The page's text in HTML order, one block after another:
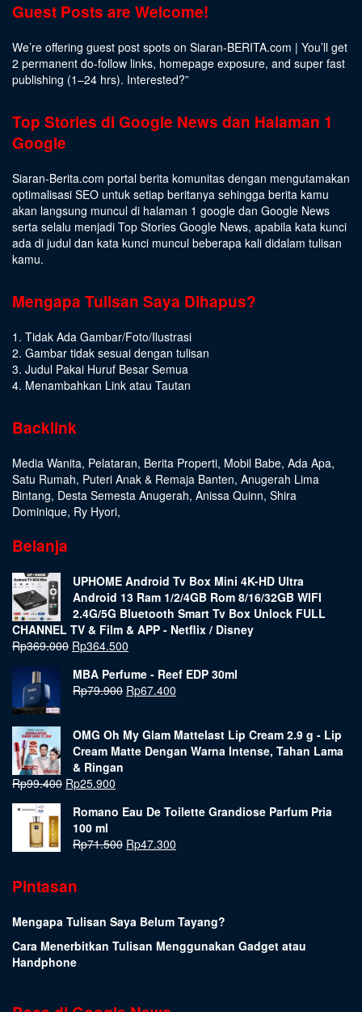
Guest Posts are Welcome!
We’re offering guest post spots on Siaran-BERITA.com | You’ll get
2 permanent do-follow links, homepage exposure, and super fast
publishing (1–24 hrs). Interested?”
Top Stories di Google News dan Halaman 1
Google
Siaran-Berita.com portal berita komunitas dengan mengutamakan
optimalisasi SEO untuk setiap beritanya sehingga berita kamu
akan langsung muncul di halaman 1 google dan Google News
serta selalu menjadi Top Stories Google News, apabila kata kunci
ada di judul dan kata kunci muncul beberapa kali didalam tulisan
kamu.
Mengapa Tulisan Saya Dihapus?
1. Tidak Ada Gambar/Foto/Ilustrasi
2. Gambar tidak sesuai dengan tulisan
3. Judul Pakai Huruf Besar Semua
4. Menambahkan Link atau Tautan
Backlink
Media Wanita, Pelataran, Berita Properti, Mobil Babe, Ada Apa,
Satu Rumah, Puteri Anak & Remaja Banten, Anugerah Lima
Bintang, Desta Semesta Anugerah, Anissa Quinn, Shira
Dominique, Ry Hyori,
Belanja
UPHOME Android Tv Box Mini 4K-HD Ultra
Android 13 Ram 1/2/4GB Rom 8/16/32GB WIFI
2.4G/5G Bluetooth Smart Tv Box Unlock FULL
CHANNEL TV & Film & APP - Netflix / Disney
Rp369.000 Rp364.500
MBA Perfume - Reef EDP 30ml
Rp79.900 Rp67.400
OMG Oh My Glam Mattelast Lip Cream 2.9 g - Lip
Cream Matte Dengan Warna Intense, Tahan Lama
& Ringan
Rp99.400 Rp25.900
Romano Eau De Toilette Grandiose Parfum Pria
100 ml
Rp71.500 Rp47.300
Pintasan
Mengapa Tulisan Saya Belum Tayang?
Cara Menerbitkan Tulisan Menggunakan Gadget atau
Handphone